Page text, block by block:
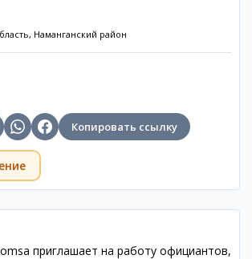
Наманганский район
Копировать ссылку
приглашает на работу официантов,